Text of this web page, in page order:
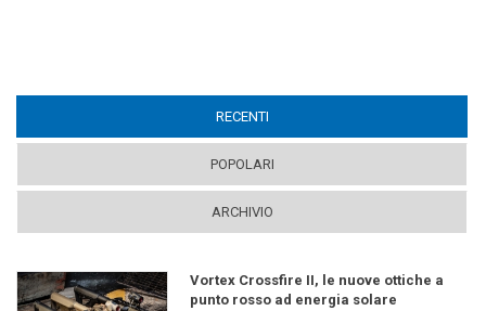
RECENTI
POPOLARI
ARCHIVIO
Vortex Crossfire II, le nuove ottiche a
punto rosso ad energia solare